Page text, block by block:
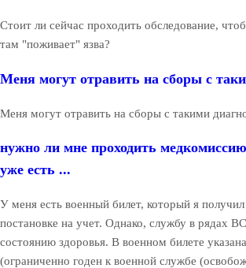
Стоит ли сейчас проходить обследование,
там "поживает" язва?
Меня могут отравить на сборы с
Меня могут отравить на сборы с такими
нужно ли мне проходить
уже есть ...
У меня есть военный билет, который я
постановке на учет. Однако, службу в рядах
состоянию здоровья. В военном билете
(ограниченно годен к военной службе